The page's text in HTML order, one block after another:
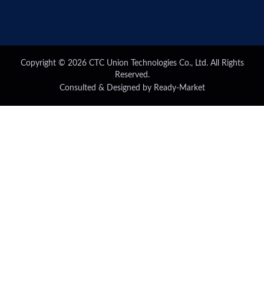
Copyright © 2026 CTC Union Technologies Co., Ltd.All Rights
Reserved.
Consulted & Designed by Ready-Market